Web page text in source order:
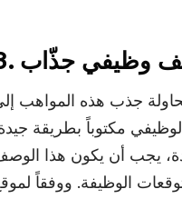
وصف وظيفي جذّاب
جذب هذه المواهب
مكتوباً بطريقة
يجب أن يكون هذا